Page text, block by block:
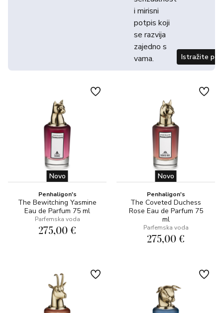
i mirisni
potpis koji
se razvija
zajedno s
vama.
Istražite
Novo
Penhaligon's
The Bewitching Yasmine
Eau de Parfum 75 ml
Parfemska voda
275,00 €
Novo
Penhaligon's
The Coveted Duchess
Rose Eau de Parfum 75
ml
Parfemska voda
275,00 €